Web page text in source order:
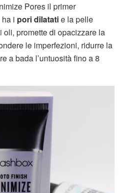
Pores il primer
i pori dilatatie la pelle
promette di opacizzare la
le imperfezioni, ridurre la
a bada l’untuosità fino a 8